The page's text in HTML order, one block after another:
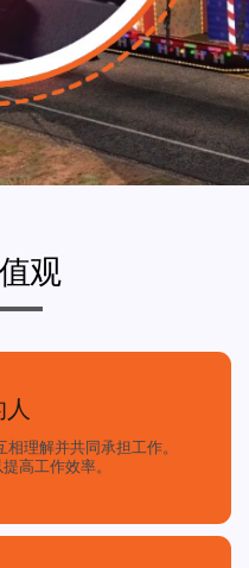
观
理解并共同承担工作。
高工作效率。